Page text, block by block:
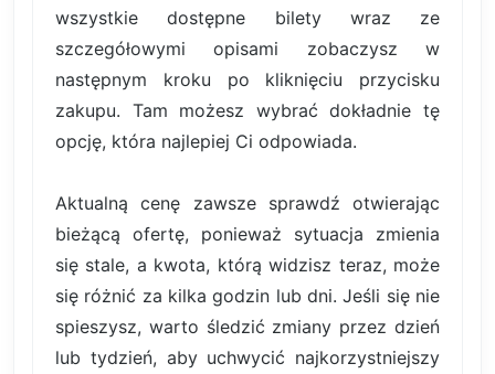
wszystkie dostępne bilety wraz ze
szczegółowymi opisami zobaczysz w
następnym kroku po kliknięciu przycisku
zakupu. Tam możesz wybrać dokładnie tę
opcję, która najlepiej Ci odpowiada.
Aktualną cenę zawsze sprawdź otwierając
bieżącą ofertę, ponieważ sytuacja zmienia
się stale, a kwota, którą widzisz teraz, może
się różnić za kilka godzin lub dni. Jeśli się nie
spieszysz, warto śledzić zmiany przez dzień
lub tydzień, aby uchwycić najkorzystniejszy